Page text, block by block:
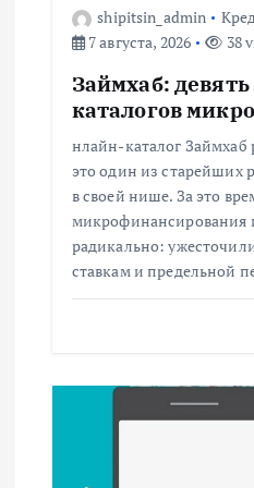
shipitsin_admin
7 августа, 2026
38
Займхаб:
каталогов
нлайн-каталог Займхаб
это один из старейших
в своей нише. За это
микрофинансирования
радикально:
ставкам и предельной